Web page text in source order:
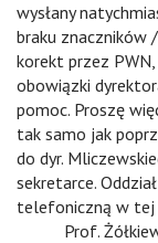
wysłany
braku znaczników
korekt przez
obowiązki
pomoc. Proszę
tak samo jak
do dyr.
sekretarce.
telefoniczną w tej
Prof.